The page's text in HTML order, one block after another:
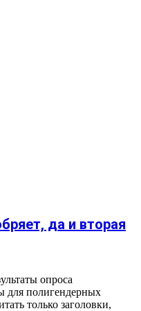
да и вторая
опроса
для полигендерных
только заголовки,